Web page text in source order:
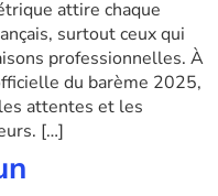
attire chaque
surtout ceux qui
professionnelles. À
du barème 2025,
attentes et les
[…]